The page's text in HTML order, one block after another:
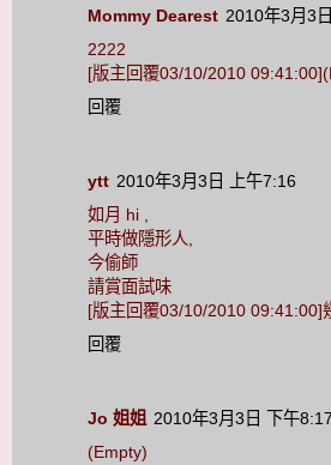
Mommy Dearest 2010年3月3
2222
[版主回覆03/10/2010
回覆
ytt 2010年3月3日 上午7:16
如月 hi ,
平時做隱形人,
今偷師
請賞面試味
[版主回覆03/10/2010 09:41:00]
回覆
Jo 姐姐 2010年3月3日 下午8:17
(Empty)